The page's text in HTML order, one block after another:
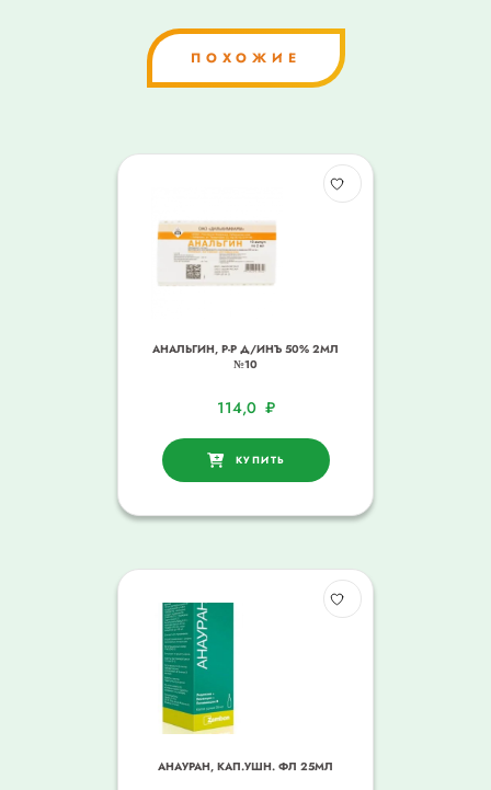
ПОХОЖИЕ
АНАЛЬГИН, Р-Р Д/ИНЪ 50% 2МЛ
№10
114,0 ₽
КУПИТЬ
АНАУРАН, КАП.УШН. ФЛ 25МЛ